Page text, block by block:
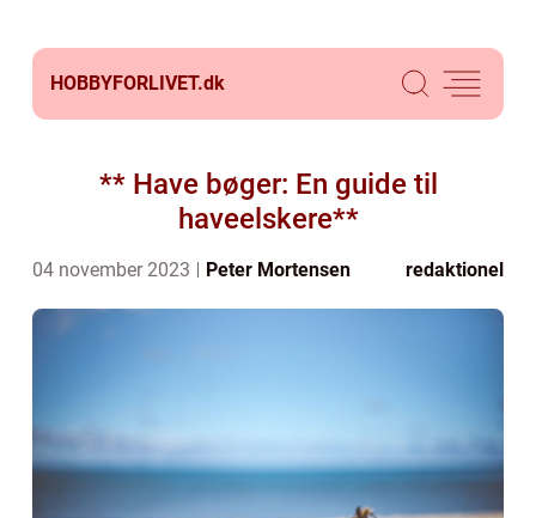
HOBBYFORLIVET.dk
** Have bøger: En guide til
haveelskere**
04 november 2023 Peter Mortensen redaktionel